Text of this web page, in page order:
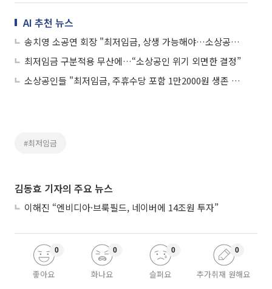
AI 추천 뉴스
송치영 소공연 회장 "최저임금, 상생 가능해야…소상공인 생존권 존중해달라"
최저임금 구분적용 무산에…“소상공인 위기 외면한 결정”
소상공인들 "최저임금, 주휴수당 포함 1만2000원 생존 위협...동결돼야"
#최저임금
김동효 기자의 주요 뉴스
이해진 “엔비디아·브룩필드, 네이버에 14조원 투자”
좋아요
0
화나요
0
슬퍼요
0
추가취재 원해요
0